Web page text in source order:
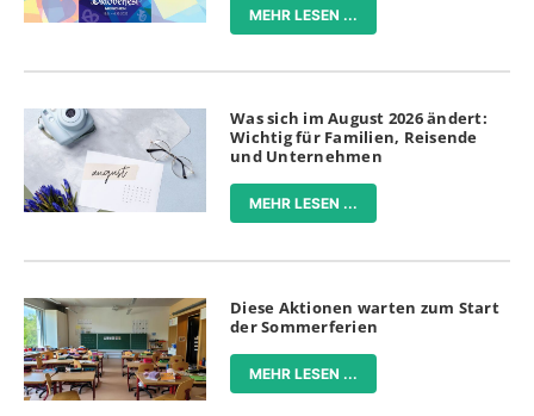
MEHR LESEN ...
Was sich im August 2026 ändert:
Wichtig für Familien, Reisende
und Unternehmen
MEHR LESEN ...
Diese Aktionen warten zum Start
der Sommerferien
MEHR LESEN ...